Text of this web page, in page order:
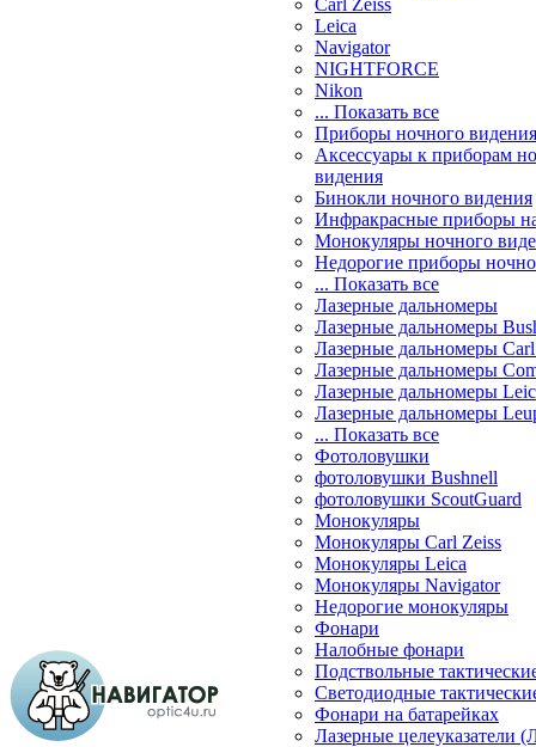
Carl Zeiss
Leica
Navigator
NIGHTFORCE
Nikon
... Показать все
Приборы ночного видения
Аксессуары к приборам
видения
Бинокли ночного видения
Инфракрасные приборы
Монокуляры ночного
Недорогие приборы
... Показать все
Лазерные дальномеры
Лазерные дальномеры
Лазерные дальномеры
Лазерные дальномеры
Лазерные дальномеры
Лазерные дальномеры
... Показать все
Фотоловушки
фотоловушки Bushnell
фотоловушки ScoutGuard
Монокуляры
Монокуляры Carl Zeiss
Монокуляры Leica
Монокуляры Navigator
Недорогие монокуляры
Фонари
Налобные фонари
Подствольные
Светодиодные
Фонари на батарейках
Лазерные целеуказатели